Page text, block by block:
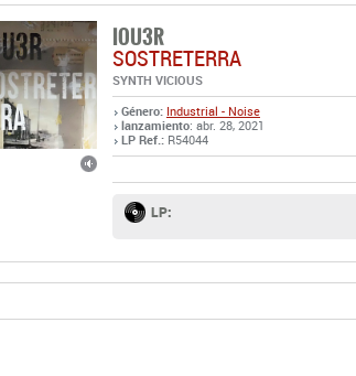
IOU3R
SOSTRETERRA
SYNTH VICIOUS
Género: Industrial - Noise
lanzamiento: abr. 28, 2021
LP Ref.: R54044
LP: